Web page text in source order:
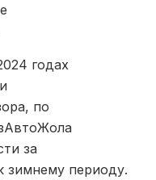
годах
по
за
зимнему периоду.